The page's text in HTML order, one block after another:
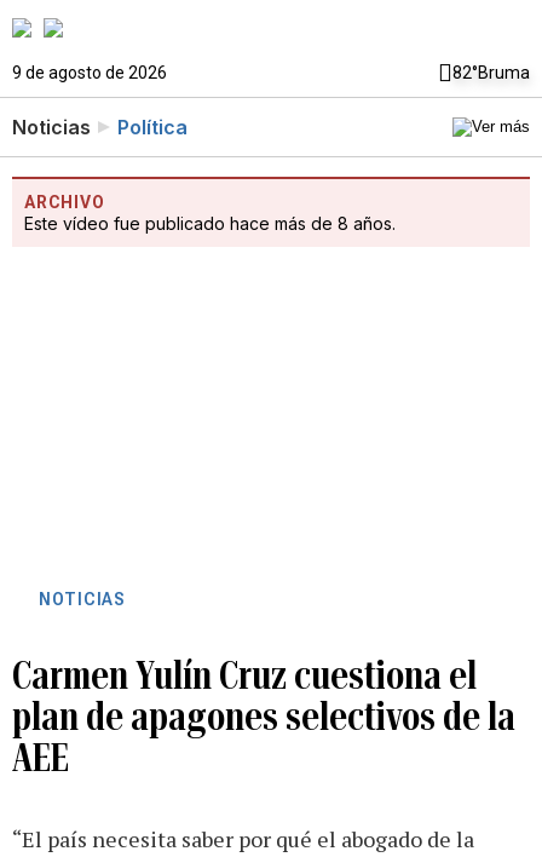
9 de agosto de 2026 82°Bruma
Noticias Política
ARCHIVO
Este vídeo fue publicado hace más de 8 años.
NOTICIAS
Carmen Yulín Cruz cuestiona el
plan de apagones selectivos de la
AEE
“El país necesita saber por qué el abogado de la